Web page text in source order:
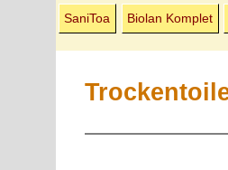
SaniToa Biolan Komplet